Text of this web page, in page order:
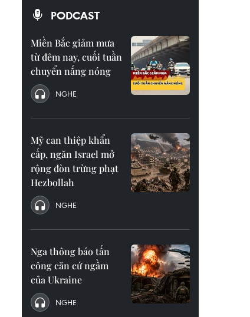
PODCAST
Miền Bắc giảm mưa
từ đêm nay, cuối tuần
chuyển nắng nóng
NGHE
Mỹ can thiệp khẩn
cấp, ngăn Israel mở
rộng đòn trừng phạt
Hezbollah
NGHE
Nga thông báo tấn
công căn cứ ngầm
của Ukraine
NGHE